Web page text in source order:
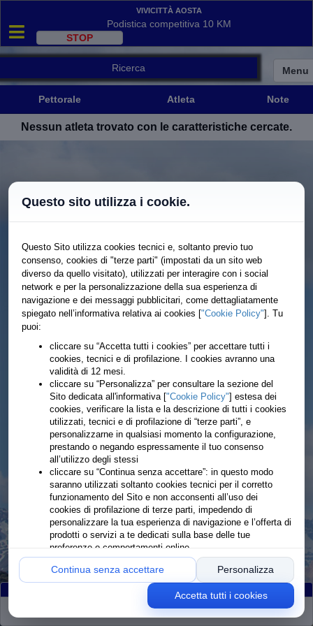
Vivicittà Aosta
Podistica competitiva 10 KM
Ricerca Menu
Pettorale Atleta
Note
Pettorale
Note
Nessun atleta trovato con le caratteristiche cercate.
Ritirati:0 Rimanenti:0
Questo sito utilizza i cookie.
Questo Sito utilizza cookies tecnici e, soltanto previo tuo
consenso, cookies di "terze parti" (impostati da un sito web
diverso da quello visitato), utilizzati per interagire con i social
network e per la personalizzazione della sua esperienza di
navigazione e dei messaggi pubblicitari, come dettagliatamente
spiegato nell’informativa relativa ai cookies ["Cookie Policy"]. Tu
puoi:
cliccare su “Accetta tutti i cookies” per accettare tutti i
cookies, tecnici e di profilazione. I cookies avranno una
validità di 12 mesi.
cliccare su “Personalizza” per consultare la sezione del
Sito dedicata all'informativa ["Cookie Policy"] estesa dei
cookies, verificare la lista e la descrizione di tutti i cookies
utilizzati, tecnici e di profilazione di “terze parti”, e
personalizzarne in qualsiasi momento la configurazione,
prestando o negando espressamente il tuo consenso
all’utilizzo degli stessi
cliccare su “Continua senza accettare”: in questo modo
saranno utilizzati soltanto cookies tecnici per il corretto
funzionamento del Sito e non acconsenti all’uso dei
cookies di profilazione di terze parti, impedendo di
personalizzare la tua esperienza di navigazione e l’offerta di
prodotti o servizi a te dedicati sulla base delle tue
preferenze o comportamenti online
Continua senza accettare Personalizza
Accetta tutti i cookies